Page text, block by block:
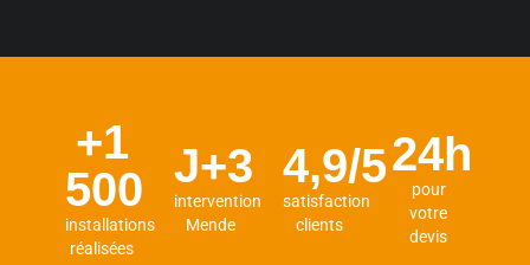
+1
500
installations
réalisées
J+3
intervention
Mende
4,9/5
satisfaction
clients
24h
pour
votre
devis